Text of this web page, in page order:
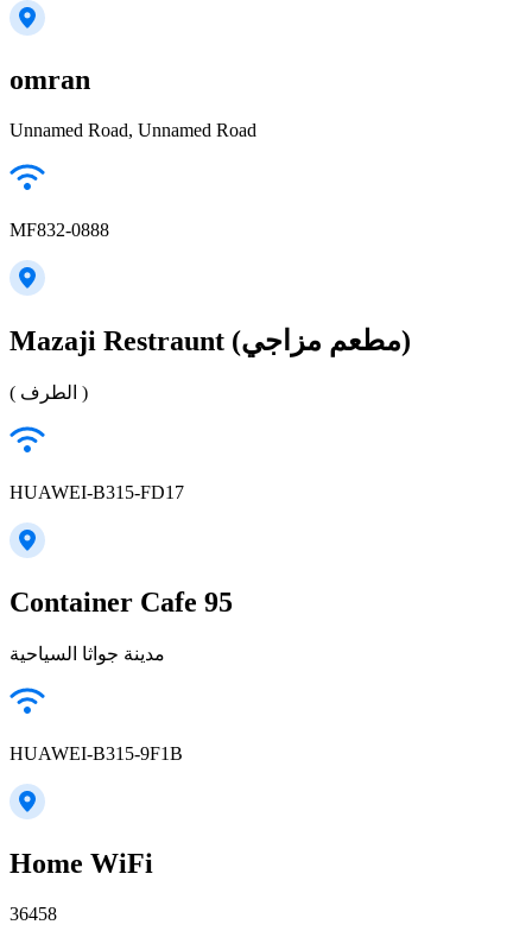
omran
Unnamed Road, Unnamed Road
MF832-0888
Mazaji Restraunt (مطعم مزاجي)
( الطرف )
HUAWEI-B315-FD17
Container Cafe 95
مدينة جواثا السياحية
HUAWEI-B315-9F1B
Home WiFi
36458